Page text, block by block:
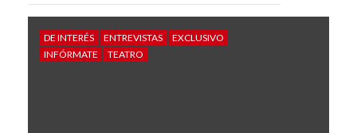
DE INTERÉS ENTREVISTAS
EXCLUSIVO
INFÓRMATE
TEATRO